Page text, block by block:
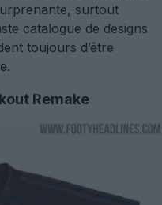
surtout
catalogue de designs
toujours d’être
Remake